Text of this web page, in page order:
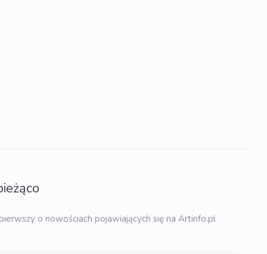
o nowościach pojawiających się na Artinfo.pl